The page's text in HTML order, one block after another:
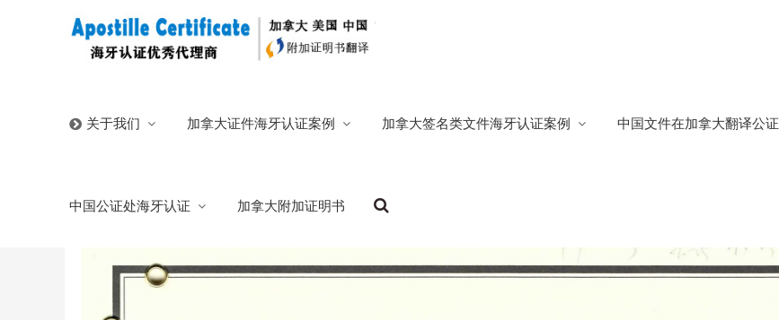
关于我们 加拿大证件海牙认证案例 加拿大签名类文件海牙认证案例 中国文件在加拿大翻译公证
中国公证处海牙认证 加拿大附加证明书
2025/03/07 分类: 官方博客 1371